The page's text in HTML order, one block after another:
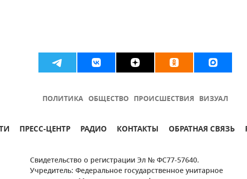
ПОЛИТИКА ОБЩЕСТВО ПРОИСШЕСТВИЯ ВИЗУАЛ
ПРЕСС-ЦЕНТР РАДИО КОНТАКТЫ ОБРАТНАЯ СВЯЗЬ
Свидетельство о регистрации Эл № ФС77-57640.
Учредитель: Федеральное государственное унитарное